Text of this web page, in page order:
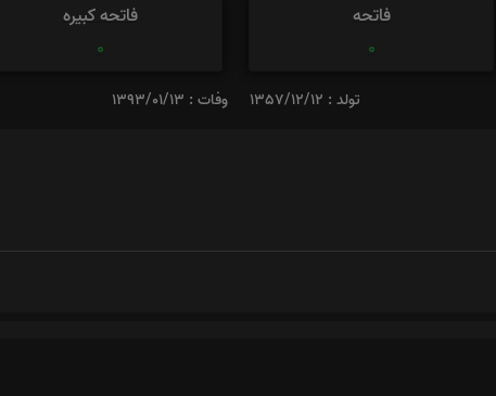
فاتحه
0
فاتحه کبیره
0
تولد : 1357/12/12 وفات : 1393/01/13